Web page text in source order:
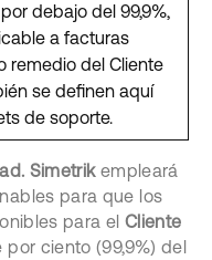
debajo del 99,9%,
a facturas
remedio del Cliente
se definen aquí
de soporte.
Simetrikempleará
para que los
para el Cliente
ciento (99,9%) del